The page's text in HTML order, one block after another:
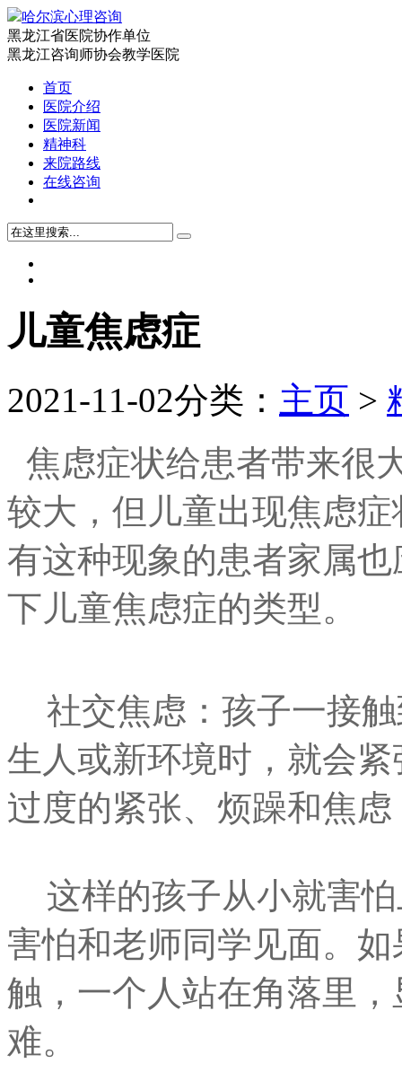
哈尔滨心理咨询
黑龙江省医院协作单位
黑龙江咨询师协会教学医院
首页
医院介绍
医院新闻
精神科
来院路线
在线咨询
儿童焦虑症
2021-11-02分类： 主页 >
焦虑症状给患者带来很
较大，但儿童出现焦虑
有这种现象的患者家属
下儿童焦虑症的类型。
社交焦虑：孩子一接触
生人或新环境时，就会
过度的紧张、烦躁和焦
这样的孩子从小就害怕
害怕和老师同学见面。
触，一个人站在角落里
难。